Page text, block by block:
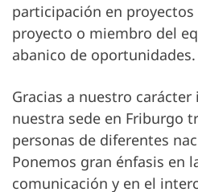
participación en
proyecto o miembro del
abanico de oportunidades.
Gracias a nuestro
nuestra sede en Friburgo
personas de diferentes
Ponemos gran énfasis en
comunicación y en el